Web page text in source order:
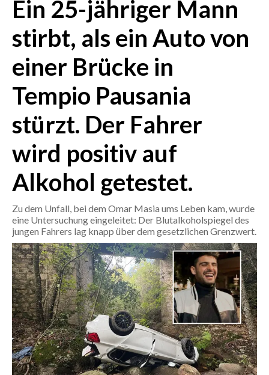
CRONACA
ITALIA
MONDO
POLITICA
ECONOMIA
SERVIZI ALLE IMPRESE
BANDI
SPORT IN SARDEGNA
SPORT
RISULTATI E CLASSIFICHE
CALCIO
CALCIO REGIONALE
BASKET
VOLLEY
MOTORI
Ein 25-jähriger Mann
stirbt, als ein Auto von
einer Brücke in
Tempio Pausania
stürzt. Der Fahrer
wird positiv auf
Alkohol getestet.
Zu dem Unfall, bei dem Omar Masia ums Leben kam, wurde
eine Untersuchung eingeleitet: Der Blutalkoholspiegel des
jungen Fahrers lag knapp über dem gesetzlichen Grenzwert.